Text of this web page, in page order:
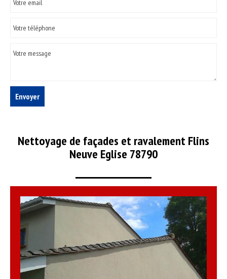
Nettoyage de façades et ravalement Flins
Neuve Eglise 78790